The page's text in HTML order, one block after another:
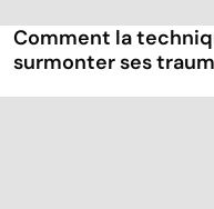
Comment la
surmonter ses